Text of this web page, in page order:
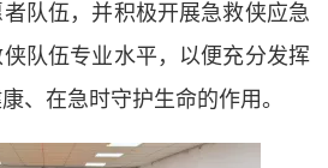
队伍，并积极开展急救侠应急
队伍专业水平，以便充分发挥
、在急时守护生命的作用。